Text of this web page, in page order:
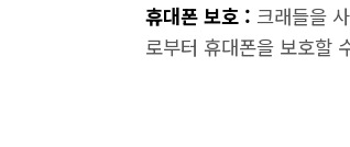
휴대폰 보호 : 크래들을
로부터 휴대폰을 보호할